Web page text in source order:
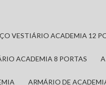
VESTIÁRIO ACADEMIA 12
ACADEMIA 8 PORTAS
ARMÁRIO DE